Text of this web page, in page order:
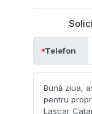
Telefon